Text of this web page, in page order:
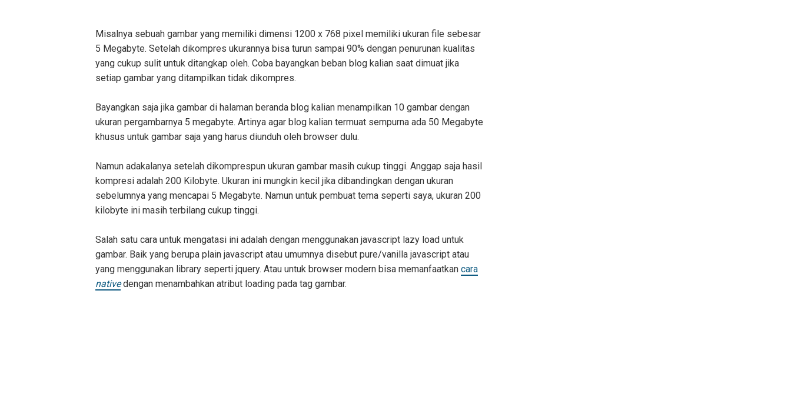
Misalnya sebuah gambar yang memiliki dimensi 1200 x 768 pixel memiliki ukuran file sebesar
5 Megabyte. Setelah dikompres ukurannya bisa turun sampai 90% dengan penurunan kualitas
yang cukup sulit untuk ditangkap oleh. Coba bayangkan beban blog kalian saat dimuat jika
setiap gambar yang ditampilkan tidak dikompres.
Bayangkan saja jika gambar di halaman beranda blog kalian menampilkan 10 gambar dengan
ukuran pergambarnya 5 megabyte. Artinya agar blog kalian termuat sempurna ada 50 Megabyte
khusus untuk gambar saja yang harus diunduh oleh browser dulu.
Namun adakalanya setelah dikomprespun ukuran gambar masih cukup tinggi. Anggap saja hasil
kompresi adalah 200 Kilobyte. Ukuran ini mungkin kecil jika dibandingkan dengan ukuran
sebelumnya yang mencapai 5 Megabyte. Namun untuk pembuat tema seperti saya, ukuran 200
kilobyte ini masih terbilang cukup tinggi.
Salah satu cara untuk mengatasi ini adalah dengan menggunakan javascript lazy load untuk
gambar. Baik yang berupa plain javascript atau umumnya disebut pure/vanilla javascript atau
yang menggunakan library seperti jquery. Atau untuk browser modern bisa memanfaatkan cara
native dengan menambahkan atribut loading pada tag gambar.